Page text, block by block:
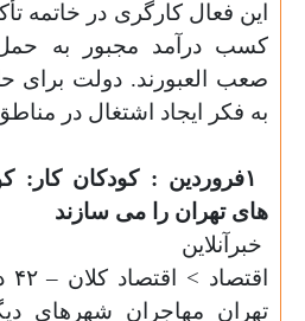
این فعال کارگری در خاتمه
کسب درآمد مجبور به
صعب العبورند. دولت برای
به فکر ایجاد اشتغال در
۱فروردین : کودکان کار:
های تهران را می سازند
خبرآنلاین